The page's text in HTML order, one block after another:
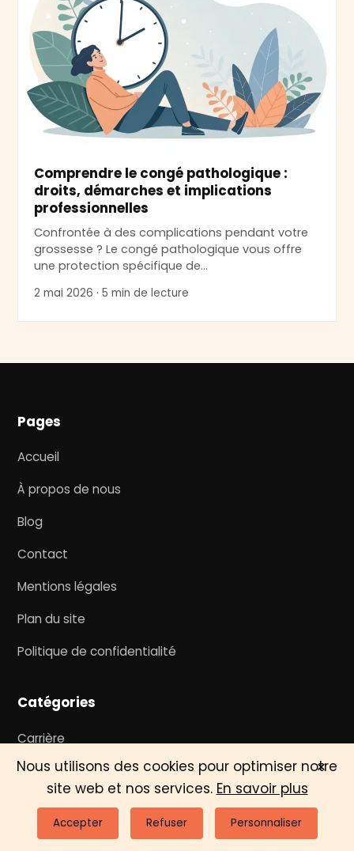
Comprendre le congé pathologique :
droits, démarches et implications
professionnelles
Confrontée à des complications pendant votre
grossesse ? Le congé pathologique vous offre
une protection spécifique de…
2 mai 2026 · 5 min de lecture
Pages
Accueil
À propos de nous
Blog
Contact
Mentions légales
Plan du site
Politique de confidentialité
Catégories
Carrière
Business
Technologie
×
Nous utilisons des cookies pour optimiser notre
site web et nos services. En savoir plus
Accepter Refuser Personnaliser